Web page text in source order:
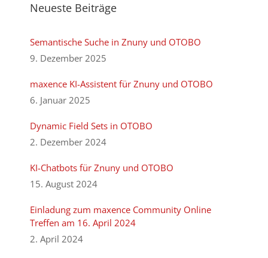
Neueste Beiträge
Semantische Suche in Znuny und OTOBO
9. Dezember 2025
maxence KI-Assistent für Znuny und OTOBO
6. Januar 2025
Dynamic Field Sets in OTOBO
2. Dezember 2024
KI-Chatbots für Znuny und OTOBO
15. August 2024
Einladung zum maxence Community Online
Treffen am 16. April 2024
2. April 2024